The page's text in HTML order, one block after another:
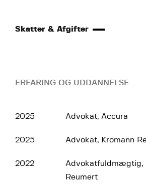
Skatter & Afgifter
ERFARING OG UDDANNELSE
2025 Advokat, Accura
2025 Advokat, Kromann
2022
Advokatfuldmægtig,
Reumert